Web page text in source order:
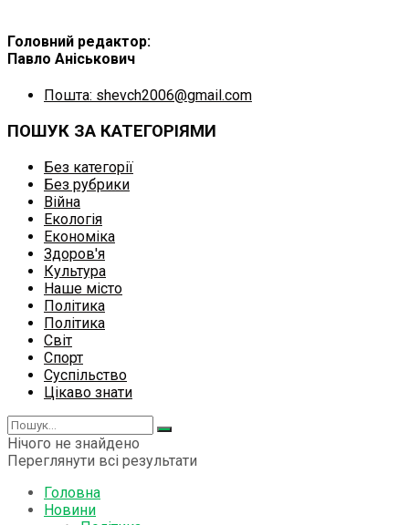
Головний редактор:
Павло Аніськович
Пошта: shevch2006@gmail.com
ПОШУК ЗА КАТЕГОРІЯМИ
Без категорії
Без рубрики
Війна
Екологія
Економіка
Здоров'я
Культура
Наше місто
Політика
Політика
Світ
Спорт
Суспільство
Цікаво знати
Нічого не знайдено
Переглянути всі результати
Головна
Новини